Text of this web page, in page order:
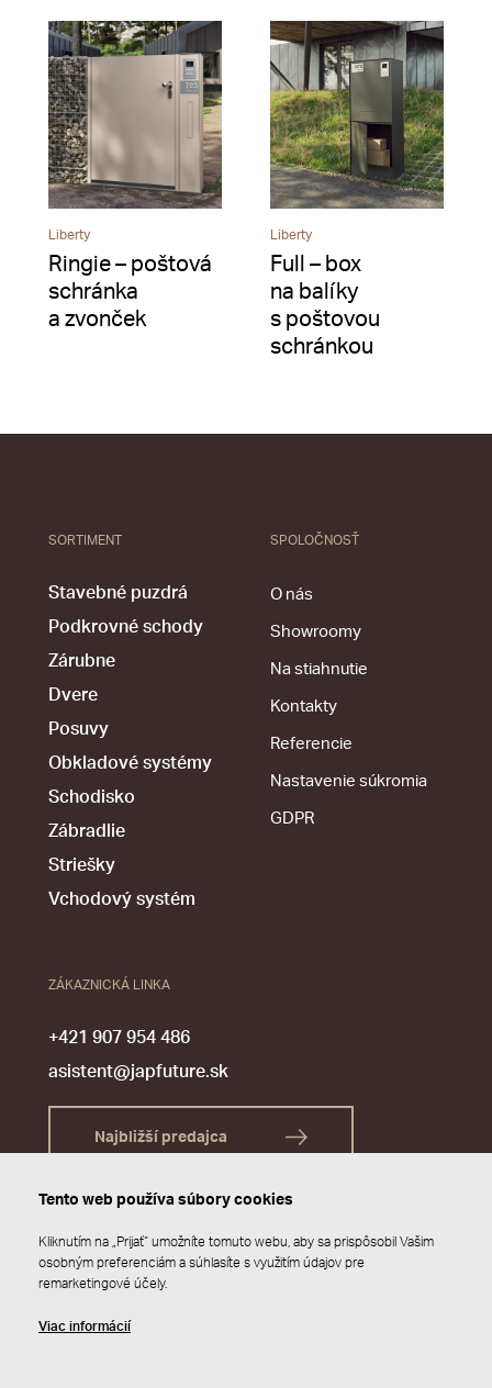
Liberty
Ringie – poštová
schránka
a zvonček
Liberty
Full – box
na balíky
s poštovou
schránkou
SORTIMENT
Stavebné puzdrá
Podkrovné schody
Zárubne
Dvere
Posuvy
Obkladové systémy
Schodisko
Zábradlie
Striešky
Vchodový systém
SPOLOČNOSŤ
O nás
Showroomy
Na stiahnutie
Kontakty
Referencie
Nastavenie súkromia
GDPR
ZÁKAZNICKÁ LINKA
+421 907 954 486
asistent@japfuture.sk
Najbližší predajca
Tento web používa súbory cookies
Kliknutím na „Prijať“ umožníte tomuto webu, aby sa prispôsobil Vašim
osobným preferenciám a súhlasíte s využitím údajov pre
remarketingové účely.
Viac informácií